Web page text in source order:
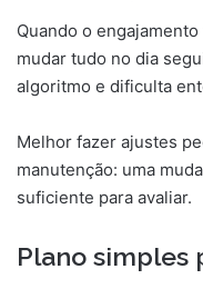
Quando o
mudar tudo no dia
algoritmo e dificulta
Melhor fazer ajustes
manutenção: uma
suficiente para avaliar.
Plano simples